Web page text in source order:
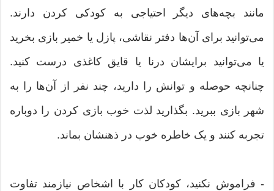
مانند بچه‌های دیگر احتیاجی به کودکی کردن دارند.
می‌توانید برای آن‌ها دفتر نقاشی، پازل یا خمیر بازی بخرید
یا می‌توانید برایشان درنا یا قایق کاغذی درست کنید.
چنانچه حوصله‌ و توانش را دارید، چند نفر از آن‌ها را به
شهر بازی ببرید. بگذارید لذت خوب بازی کردن را دوباره
تجربه کنند و یک خاطره خوب در ذهنشان بماند.
- فراموش نکنید، کودکان کار با اشخاص نیازمند تفاوت